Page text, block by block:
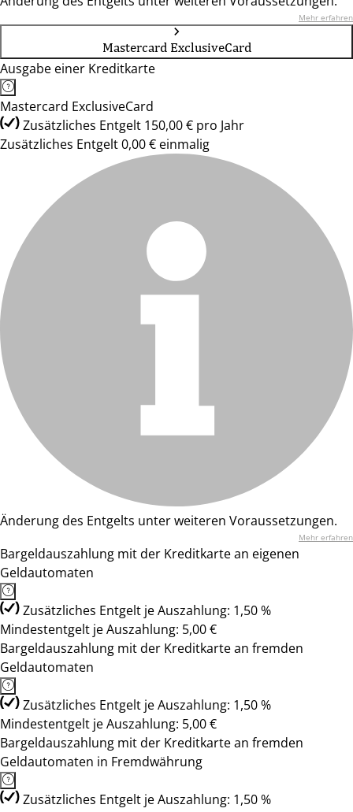
Mehr erfahren
Mastercard ExclusiveCard
Ausgabe einer Kreditkarte
Mastercard ExclusiveCard
Zusätzliches Entgelt 150,00 € pro Jahr
Zusätzliches Entgelt 0,00 € einmalig
Änderung des Entgelts unter weiteren Voraussetzungen.
Mehr erfahren
Bargeldauszahlung mit der Kreditkarte an eigenen
Geldautomaten
Zusätzliches Entgelt je Auszahlung: 1,50 %
Mindestentgelt je Auszahlung: 5,00 €
Bargeldauszahlung mit der Kreditkarte an fremden
Geldautomaten
Zusätzliches Entgelt je Auszahlung: 1,50 %
Mindestentgelt je Auszahlung: 5,00 €
Bargeldauszahlung mit der Kreditkarte an fremden
Geldautomaten in Fremdwährung
Zusätzliches Entgelt je Auszahlung: 1,50 %